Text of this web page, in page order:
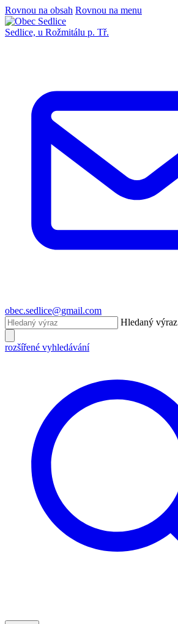
Rovnou na obsah Rovnou na menu
Sedlice, u Rožmitálu p. Tř.
obec.sedlice@gmail.com
Hledaný výraz
rozšířené vyhledávání